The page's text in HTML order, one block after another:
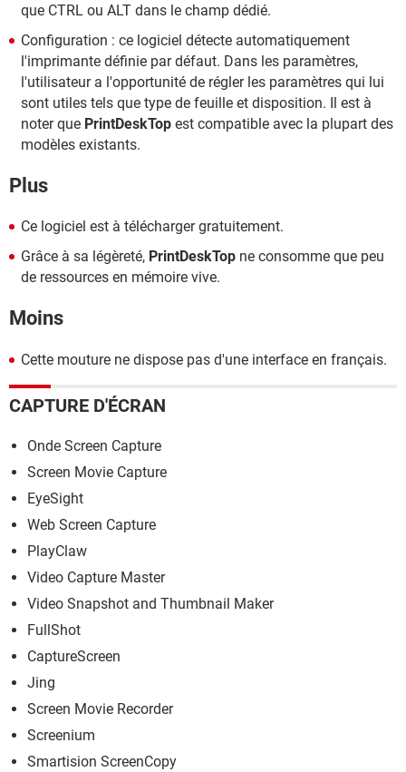
que CTRL ou ALT dans le champ dédié.
Configuration : ce logiciel détecte automatiquement
l'imprimante définie par défaut. Dans les paramètres,
l'utilisateur a l'opportunité de régler les paramètres qui lui
sont utiles tels que type de feuille et disposition. Il est à
noter que PrintDeskTop est compatible avec la plupart des
modèles existants.
Plus
Ce logiciel est à télécharger gratuitement.
Grâce à sa légèreté, PrintDeskTop ne consomme que peu
de ressources en mémoire vive.
Moins
Cette mouture ne dispose pas d'une interface en français.
CAPTURE D'ÉCRAN
Onde Screen Capture
Screen Movie Capture
EyeSight
Web Screen Capture
PlayClaw
Video Capture Master
Video Snapshot and Thumbnail Maker
FullShot
CaptureScreen
Jing
Screen Movie Recorder
Screenium
Smartision ScreenCopy